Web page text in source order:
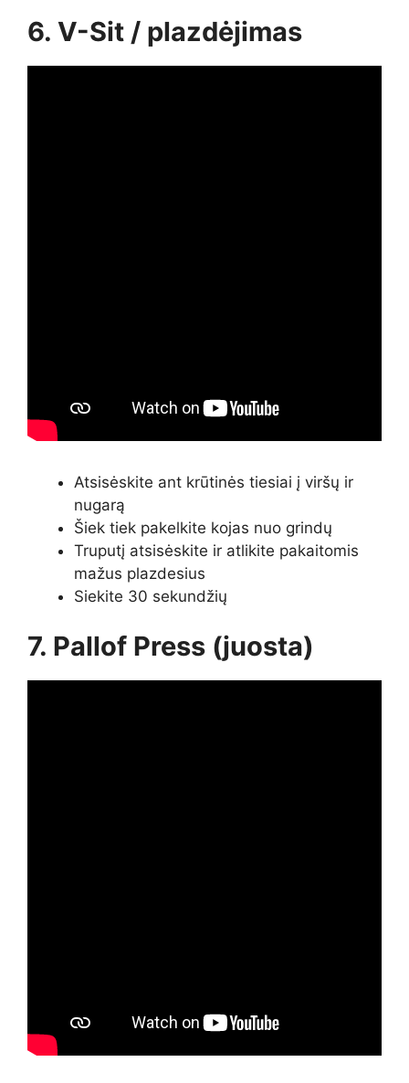
6. V-Sit / plazdėjimas
Atsisėskite ant krūtinės tiesiai į viršų ir
nugarą
Šiek tiek pakelkite kojas nuo grindų
Truputį atsisėskite ir atlikite pakaitomis
mažus plazdesius
Siekite 30 sekundžių
7. Pallof Press (juosta)